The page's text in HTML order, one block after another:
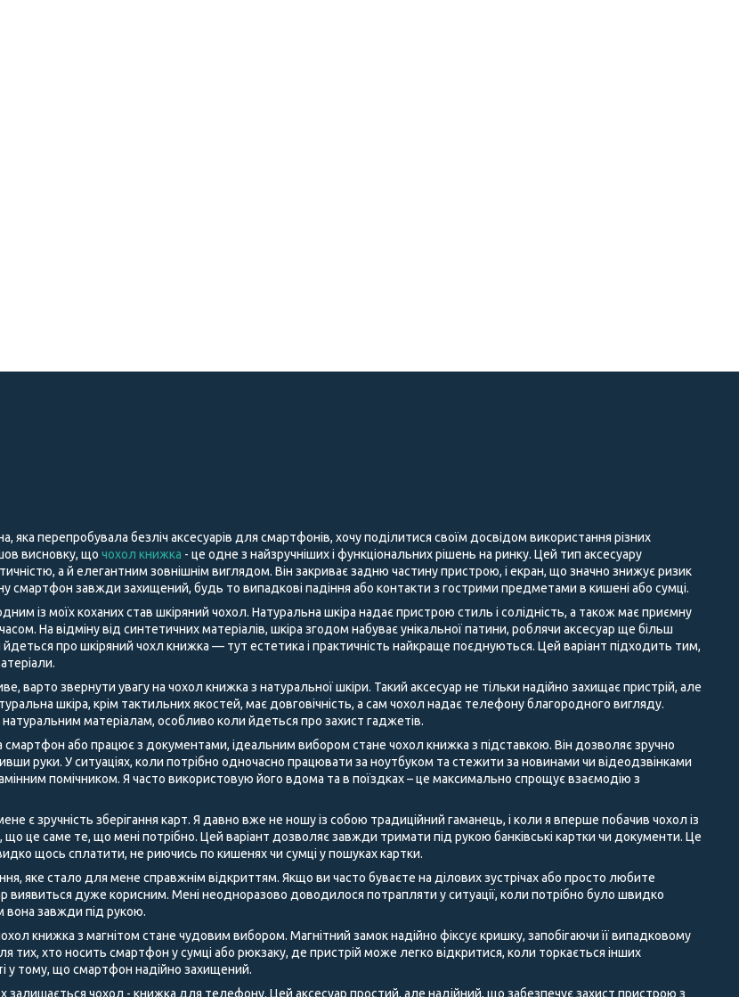
яка перепробувала безліч аксесуарів для смартфонів, хочу поділитися своїм досвідом використання різних
висновку, що чохол книжка - це одне з найзручніших і функціональних рішень на ринку. Цей тип аксесуару
а й елегантним зовнішнім виглядом. Він закриває задню частину пристрою, і екран, що значно знижує ризик
завжди захищений, будь то випадкові падіння або контакти з гострими предметами в кишені або сумці.
із моїх коханих став шкіряний чохол. Натуральна шкіра надає пристрою стиль і солідність, а також має приємну
На відміну від синтетичних матеріалів, шкіра згодом набуває унікальної патини, роблячи аксесуар ще більш
про шкіряний чохл книжка — тут естетика і практичність найкраще поєднуються. Цей варіант підходить тим,
варто звернути увагу на чохол книжка з натуральної шкіри. Такий аксесуар не тільки надійно захищає пристрій, але
шкіра, крім тактильних якостей, має довговічність, а сам чохол надає телефону благородного вигляду.
матеріалам, особливо коли йдеться про захист гаджетів.
смартфон або працює з документами, ідеальним вибором стане чохол книжка з підставкою. Він дозволяє зручно
руки. У ситуаціях, коли потрібно одночасно працювати за ноутбуком та стежити за новинами чи відеодзвінками
помічником. Я часто використовую його вдома та в поїздках – це максимально спрощує взаємодію з
зручність зберігання карт. Я давно вже не ношу із собою традиційний гаманець, і коли я вперше побачив чохол із
що це саме те, що мені потрібно. Цей варіант дозволяє завжди тримати під рукою банківські картки чи документи. Це
щось сплатити, не риючись по кишенях чи сумці у пошуках картки.
яке стало для мене справжнім відкриттям. Якщо ви часто буваєте на ділових зустрічах або просто любите
виявиться дуже корисним. Мені неодноразово доводилося потрапляти у ситуації, коли потрібно було швидко
вона завжди під рукою.
книжка з магнітом стане чудовим вибором. Магнітний замок надійно фіксує кришку, запобігаючи її випадковому
тих, хто носить смартфон у сумці або рюкзаку, де пристрій може легко відкритися, коли торкається інших
у тому, що смартфон надійно захищений.
залишається чохол - книжка для телефону. Цей аксесуар простий, але надійний, що забезпечує захист пристрою з